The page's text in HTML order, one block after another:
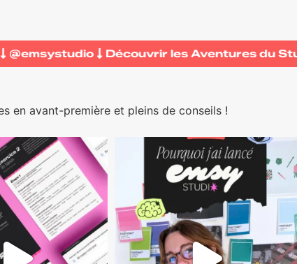
@emsystudio Découvrir les Aventures du
en avant-première et pleins de conseils !